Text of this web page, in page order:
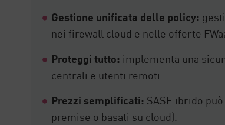
Gestione unificata delle policy:
nei firewall cloud e nelle offerte
Proteggi tutto: implementa una
centrali e utenti remoti.
Prezzi semplificati: SASE ibrido
premise o basati su cloud).